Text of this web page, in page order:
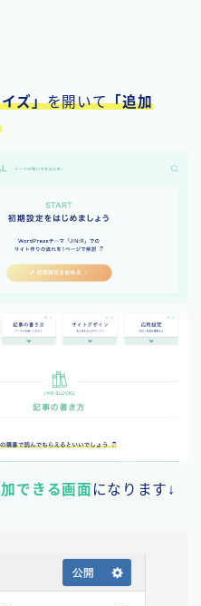
ズ」を開いて「追加
できる画面 になります↓